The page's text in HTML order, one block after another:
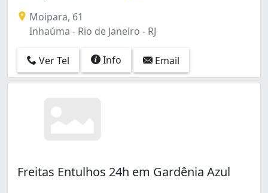
Moipara, 61
Inhaúma - Rio de Janeiro - RJ
Ver Tel Info Email
Freitas Entulhos 24h em Gardênia Azul